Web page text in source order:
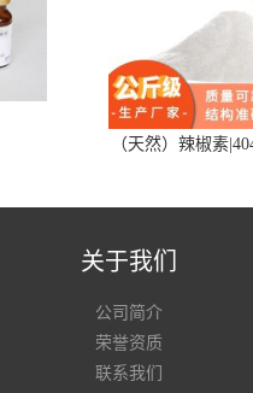
（天然）辣椒素
关于我们
公司简介
荣誉资质
联系我们